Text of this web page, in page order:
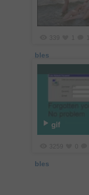
339
bles
gif
3259
bles